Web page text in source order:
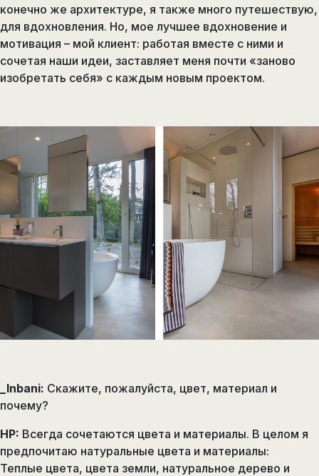
конечно же архитектуре, я также много путешествую,
для вдохновления. Но, мое лучшее вдохновение и
мотивация – мой клиент: работая вместе с ними и
сочетая наши идеи, заставляет меня почти «заново
изобретать себя» с каждым новым проектом.
_Inbani: Скажите, пожалуйста, цвет, материал и
почему?
HP: Всегда сочетаются цвета и материалы. В целом я
предпочитаю натуральные цвета и материалы:
Теплые цвета, цвета земли, натуральное дерево и